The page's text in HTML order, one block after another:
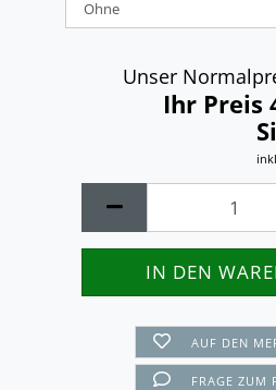
Unser
Ihr Preis
AUF DEN
FRAGE ZUM